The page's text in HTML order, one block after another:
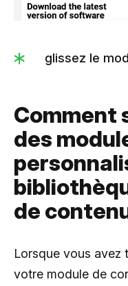
glissez le
Comment
des
de
Lorsque vous avez
votre module de